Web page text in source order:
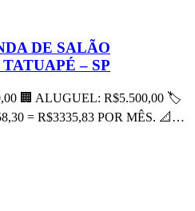
DE SALÃO
– SP
🏢 ALUGUEL: R$5.500,00 🏷
= R$3335,83 POR MÊS. 📐…